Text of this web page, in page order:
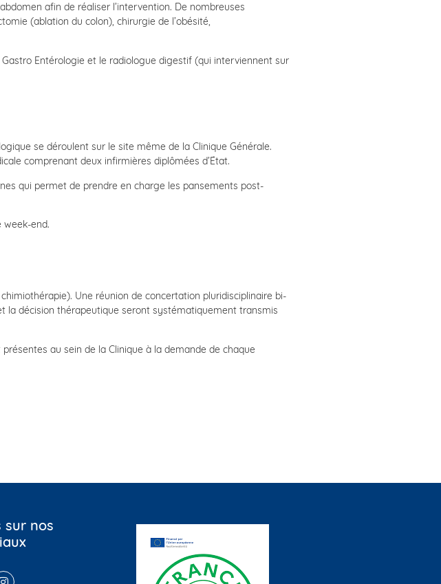
afin de réaliser l’intervention. De nombreuses
(ablation du colon), chirurgie de l’obésité,
Entérologie et le radiologue digestif (qui interviennent sur
se déroulent sur le site même de la Clinique Générale.
comprenant deux infirmières diplômées d’État.
qui permet de prendre en charge les pansements post-
week-end.
Une réunion de concertation pluridisciplinaire bi-
la décision thérapeutique seront systématiquement transmis
au sein de la Clinique à la demande de chaque
sur nos